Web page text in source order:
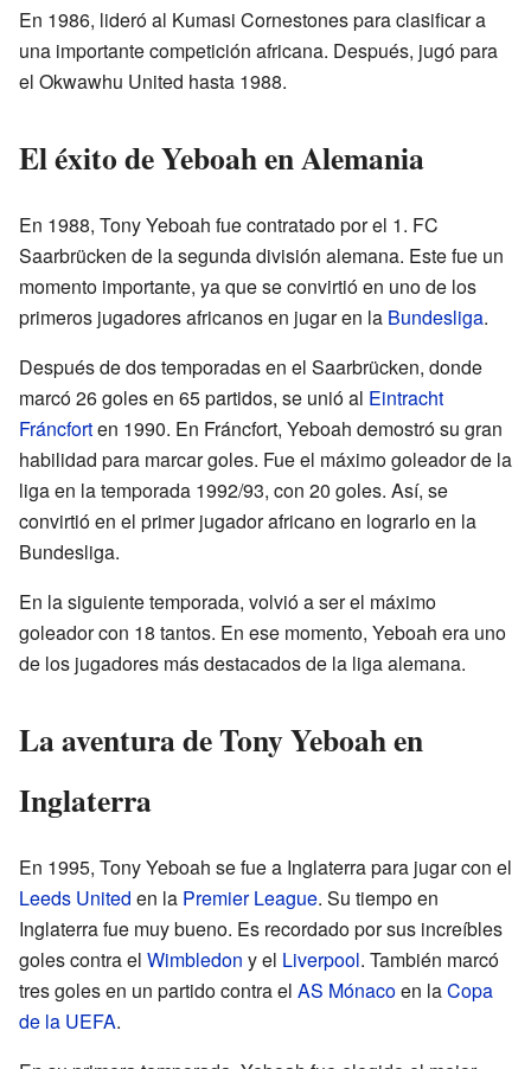
En 1986, lideró al Kumasi Cornestones para clasificar a
una importante competición africana. Después, jugó para
el Okwawhu United hasta 1988.
El éxito de Yeboah en Alemania
En 1988, Tony Yeboah fue contratado por el 1. FC
Saarbrücken de la segunda división alemana. Este fue un
momento importante, ya que se convirtió en uno de los
primeros jugadores africanos en jugar en la Bundesliga.
Después de dos temporadas en el Saarbrücken, donde
marcó 26 goles en 65 partidos, se unió al Eintracht
Fráncforten 1990. En Fráncfort, Yeboah demostró su gran
habilidad para marcar goles. Fue el máximo goleador de la
liga en la temporada 1992/93, con 20 goles. Así, se
convirtió en el primer jugador africano en lograrlo en la
Bundesliga.
En la siguiente temporada, volvió a ser el máximo
goleador con 18 tantos. En ese momento, Yeboah era uno
de los jugadores más destacados de la liga alemana.
La aventura de Tony Yeboah en
Inglaterra
En 1995, Tony Yeboah se fue a Inglaterra para jugar con el
Leeds United en la Premier League. Su tiempo en
Inglaterra fue muy bueno. Es recordado por sus increíbles
goles contra el Wimbledon y el Liverpool. También marcó
tres goles en un partido contra el AS Mónacoen laCopa
de la UEFA.